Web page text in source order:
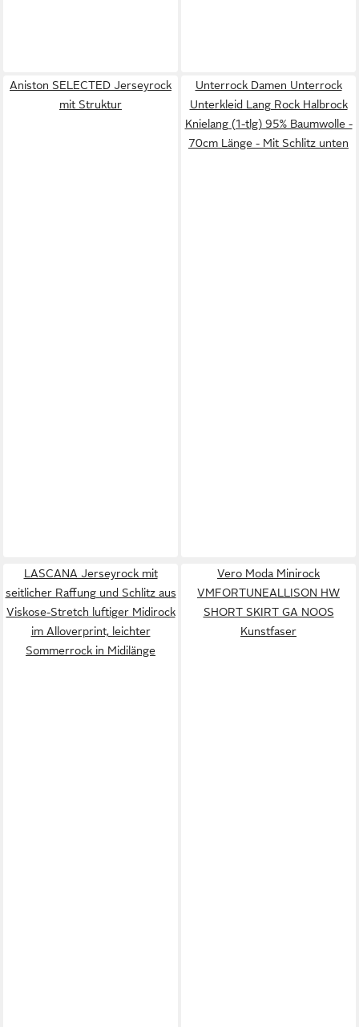
Aniston SELECTED Jerseyrock
mit Struktur
Unterrock Damen Unterrock
Unterkleid Lang Rock Halbrock
Knielang (1-tlg) 95% Baumwolle -
70cm Länge - Mit Schlitz unten
LASCANA Jerseyrock mit
seitlicher Raffung und Schlitz aus
Viskose-Stretch luftiger Midirock
im Alloverprint, leichter
Sommerrock in Midilänge
Vero Moda Minirock
VMFORTUNEALLISON HW
SHORT SKIRT GA NOOS
Kunstfaser